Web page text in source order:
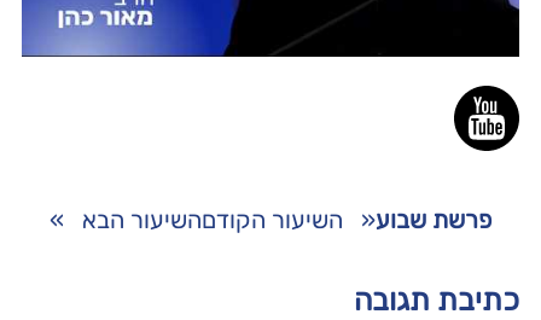
פרשת שבוע« השיעור הקודםהשיעור הבא »
כתיבת תגובה